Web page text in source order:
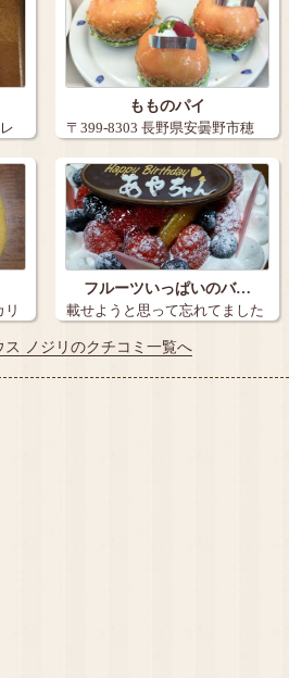
もものパイ
〒399-8303 長野県安曇野市穂
高５…
リ
フルーツいっぱいのバ…
載せようと思って忘れてました
(/´△`＼…
ス ノジリのクチコミ一覧へ